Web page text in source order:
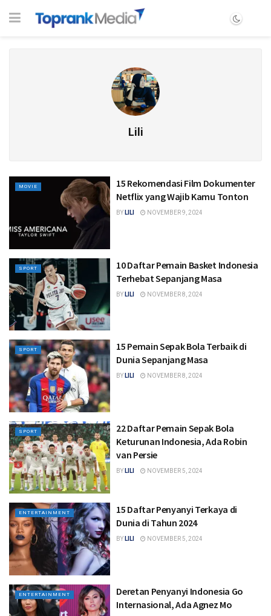
Lili
MOVIE
15 Rekomendasi Film Dokumenter
Netflix yang Wajib Kamu Tonton
BY LILI NOVEMBER 9, 2024
SPORT
10 Daftar Pemain Basket Indonesia
Terhebat Sepanjang Masa
BY LILI NOVEMBER 8, 2024
SPORT
15 Pemain Sepak Bola Terbaik di
Dunia Sepanjang Masa
BY LILI NOVEMBER 8, 2024
SPORT
22 Daftar Pemain Sepak Bola
Keturunan Indonesia​, Ada Robin
van Persie
BY LILI NOVEMBER 5, 2024
ENTERTAINMENT
15 Daftar Penyanyi Terkaya di
Dunia di Tahun 2024
BY LILI NOVEMBER 5, 2024
ENTERTAINMENT
Deretan Penyanyi Indonesia Go
Internasional, Ada Agnez Mo